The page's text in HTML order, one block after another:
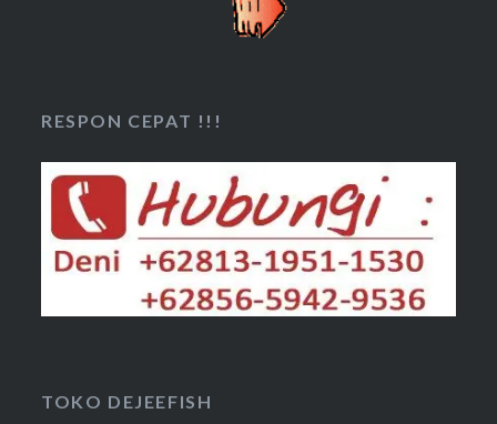
RESPON CEPAT !!!
TOKO DEJEEFISH